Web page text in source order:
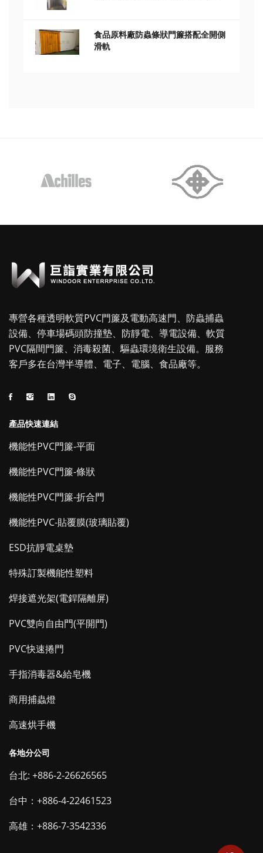
食品原料廠防蟲條狀門簾搭配全開側
滑軌
專營各種透明軟質PVC門簾及電動高速門、防蟲捕蟲
設備、停車場碼頭防撞墊、防靜電、導電設備、軟質
PVC隔間門簾、消毒殺菌、驅蟲環境衛生設備。服務
客戶多在台灣半導體、電子、電腦、食品廠等。
產品快速連結
機能性PVC門簾-平面
機能性PVC門簾-條狀
機能性PVC門簾-折合門
機能性PVC-貼覆膜(玻璃貼覆)
ESD抗靜電桌墊
特殊訂製機能性塑料
焊接遮光架(電銲隔離屏)
PVC雙向自由門(平開門)
PVC快速捲門
手指消毒器&給皂機
商用捕蟲燈
高速烘手機
各地分公司
台北: +886-2-26626565
台中：+886-4-22461523
高雄：+886-7-3542336